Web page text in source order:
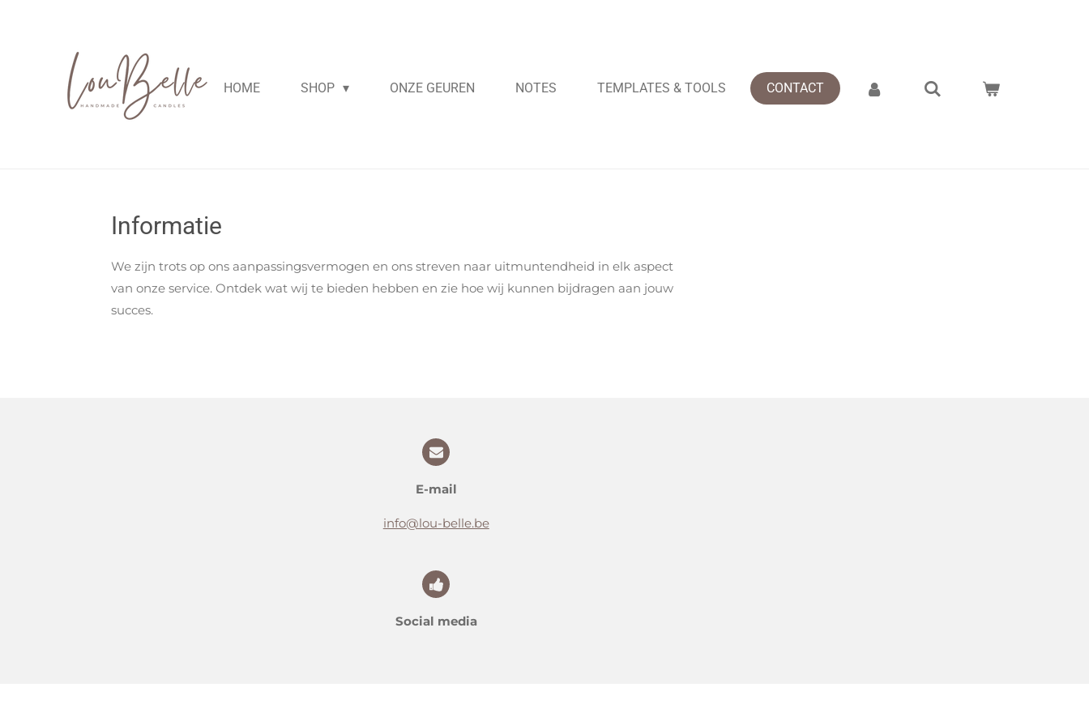
hoofdinhoud
HOME SHOP ONZE GEUREN NOTES TEMPLATES & TOOLS CONTACT
Informatie
We zijn trots op ons aanpassingsvermogen en ons streven naar uitmuntendheid in elk aspect
van onze service. Ontdek wat wij te bieden hebben en zie hoe wij kunnen bijdragen aan jouw
succes.
E-mail
info@lou-belle.be
Social media